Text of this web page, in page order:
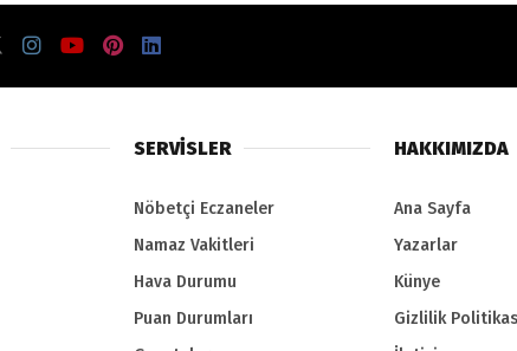
SERVİSLER
Nöbetçi Eczaneler
Namaz Vakitleri
Hava Durumu
Puan Durumları
HAKKIMIZDA
Ana Sayfa
Yazarlar
Künye
Gizlilik